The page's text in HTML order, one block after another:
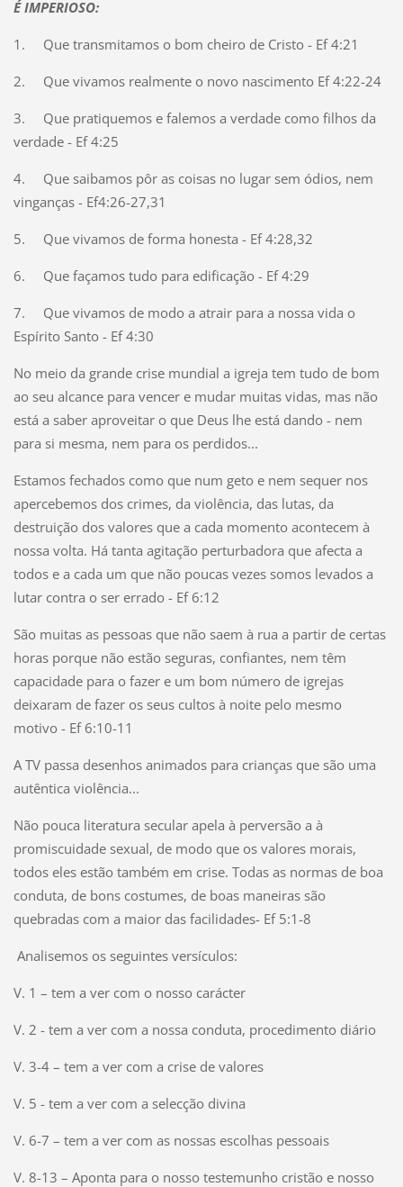
É IMPERIOSO:
1. Que transmitamos o bom cheiro de Cristo - Ef 4:21
2. Que vivamos realmente o novo nascimento Ef 4:22-24
3.
Que pratiquemos e falemos a verdade como filhos da
verdade - Ef 4:25
4.
Que saibamos pôr as coisas no lugar sem ódios, nem
vinganças - Ef4:26-27,31
5. Que vivamos de forma honesta - Ef 4:28,32
6. Que façamos tudo para edificação - Ef 4:29
7.
Que vivamos de modo a atrair para a nossa vida o
Espírito Santo - Ef 4:30
No meio da grande crise mundial a igreja tem tudo de bom
ao seu alcance para vencer e mudar muitas vidas, mas não
está a saber aproveitar o que Deus lhe está dando - nem
para si mesma, nem para os perdidos...
Estamos fechados como que num geto e nem sequer nos
apercebemos dos crimes, da violência, das lutas, da
destruição dos valores que a cada momento acontecem à
nossa volta. Há tanta agitação perturbadora que afecta a
todos e a cada um que não poucas vezes somos levados a
lutar contra o ser errado - Ef 6:12
São muitas as pessoas que não saem à rua a partir de certas
horas porque não estão seguras, confiantes, nem têm
capacidade para o fazer e um bom número de igrejas
deixaram de fazer os seus cultos à noite pelo mesmo
motivo - Ef 6:10-11
A TV passa desenhos animados para crianças que são uma
autêntica violência...
Não pouca literatura secular apela à perversão a à
promiscuidade sexual, de modo que os valores morais,
todos eles estão também em crise. Todas as normas de boa
conduta, de bons costumes, de boas maneiras são
quebradas com a maior das facilidades- Ef 5:1-8
Analisemos os seguintes versículos:
V. 1 – tem a ver com o nosso carácter
V. 2 - tem a ver com a nossa conduta, procedimento diário
V. 3-4 – tem a ver com a crise de valores
V. 5 - tem a ver com a selecção divina
V. 6-7 – tem a ver com as nossas escolhas pessoais
V. 8-13 – Aponta para o nosso testemunho cristão e nosso